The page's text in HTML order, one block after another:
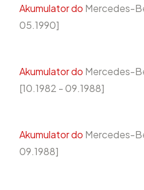
Akumulator do Mercedes-
05.1990]
Akumulator do Mercedes-
[10.1982 - 09.1988]
Akumulator do Mercedes-
09.1988]